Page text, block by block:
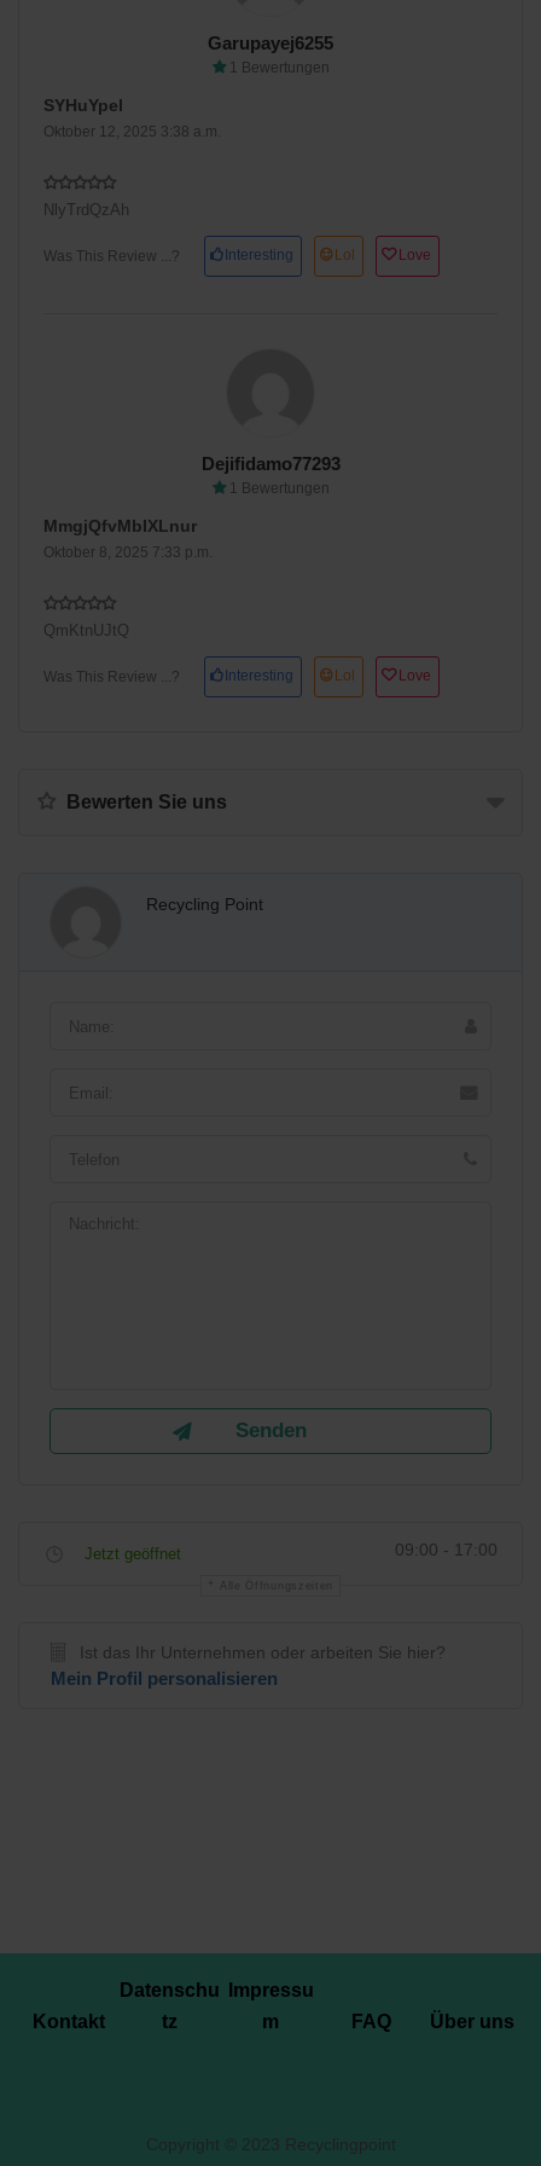
Garupayej6255
1 Bewertungen
SYHuYpel
Oktober 12, 2025 3:38 a.m.
NlyTrdQzAh
Was This Review ...? Interesting Lol Love
Dejifidamo77293
1 Bewertungen
MmgjQfvMbIXLnur
Oktober 8, 2025 7:33 p.m.
QmKtnUJtQ
Was This Review ...? Interesting Lol Love
Bewerten Sie uns
Recycling Point
Jetzt geöffnet 09:00 - 17:00
Alle Öffnungszeiten
Ist das Ihr Unternehmen oder arbeiten Sie hier?
Mein Profil personalisieren
Kontakt
Datenschu
tz
Impressu
m
FAQ Über uns
Copyright © 2023 Recyclingpoint